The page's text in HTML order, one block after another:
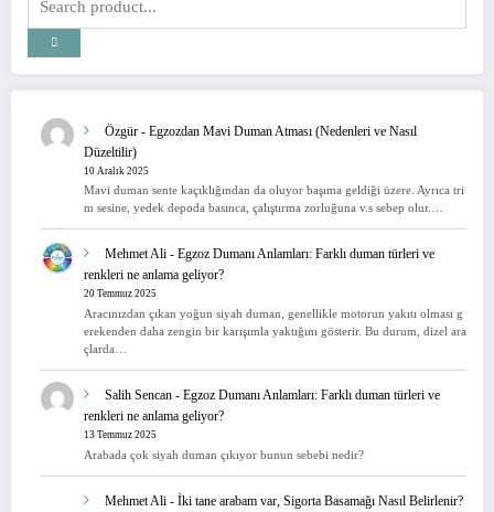
Özgür - Egzozdan Mavi Duman Atması (Nedenleri ve Nasıl
Düzeltilir)
10 Aralık 2025
Mavi duman sente kaçıklığından da oluyor başıma geldiği üzere. Ayrıca tri
m sesine, yedek depoda basınca, çalıştırma zorluğuna v.s sebep olur.…
Mehmet Ali - Egzoz Dumanı Anlamları: Farklı duman türleri ve
renkleri ne anlama geliyor?
20 Temmuz 2025
Aracınızdan çıkan yoğun siyah duman, genellikle motorun yakıtı olması g
erekenden daha zengin bir karışımla yaktığını gösterir. Bu durum, dizel ara
çlarda…
Salih Sencan - Egzoz Dumanı Anlamları: Farklı duman türleri ve
renkleri ne anlama geliyor?
13 Temmuz 2025
Arabada çok siyah duman çıkıyor bunun sebebi nedir?
Mehmet Ali - İki tane arabam var, Sigorta Basamağı Nasıl Belirlenir?